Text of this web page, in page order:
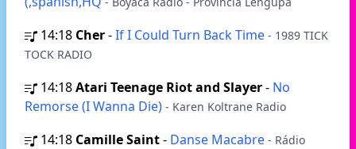
14:18 Cher-If I Could Turn Back Time - 1989 TICK
TOCK RADIO
14:18Atari Teenage Riot and Slayer- No
Remorse (I Wanna Die) - Karen Koltrane Radio
14:18 Camille Saint- Danse Macabre - Rádio